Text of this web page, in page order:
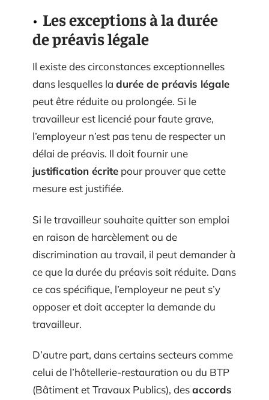
Les exceptions à la durée
de préavis légale
Il existe des circonstances exceptionnelles
dans lesquelles la durée de préavis légale
peut être réduite ou prolongée. Si le
travailleur est licencié pour faute grave,
l’employeur n’est pas tenu de respecter un
délai de préavis. Il doit fournir une
justification écrite pour prouver que cette
mesure est justifiée.
Si le travailleur souhaite quitter son emploi
en raison de harcèlement ou de
discrimination au travail, il peut demander à
ce que la durée du préavis soit réduite. Dans
ce cas spécifique, l’employeur ne peut s’y
opposer et doit accepter la demande du
travailleur.
D’autre part, dans certains secteurs comme
celui de l’hôtellerie-restauration ou du BTP
(Bâtiment et Travaux Publics), desaccords